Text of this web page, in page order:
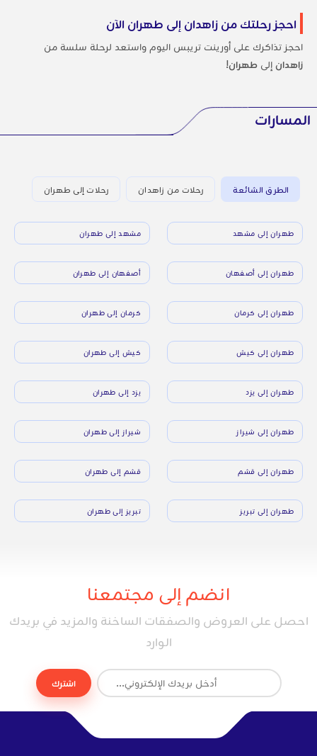
احجز رحلتك من زاهدان إلى طهران الآن
احجز تذاكرك على أورينت تريبس اليوم واستعد لرحلة سلسة من
زاهدانإلى طهران!
المسارات
الطرق الشائعة رحلات من زاهدان رحلات إلى طهران
طهران إلى مشهد مشهد إلى طهران
طهران إلى أصفهان أصفهان إلى طهران
طهران إلى كرمان كرمان إلى طهران
طهران إلى كيش كيش إلى طهران
طهران إلى يزد يزد إلى طهران
طهران إلى شيراز شيراز إلى طهران
طهران إلى قشم قشم إلى طهران
طهران إلى تبريز تبريز إلى طهران
انضم إلى مجتمعنا
احصل على العروض والصفقات الساخنة والمزيد في بريدك
الوارد
اشترك